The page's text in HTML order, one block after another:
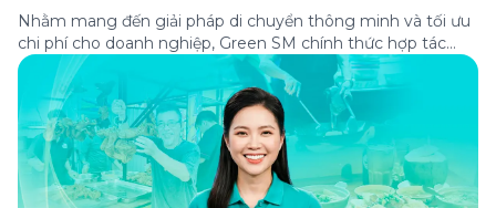
Business
Nhằm mang đến giải pháp di chuyển thông minh và tối ưu
chi phí cho doanh nghiệp, Green SM chính thức hợp tác
cùng VPBank triển khai chương trình ưu đãi dành riêng cho
khách hàng đăng ký thẻ Doanh nghiệp Green Business.
Thông qua chương trình, doanh nghiệp có thể tận hưởng
nhiều ưu […]